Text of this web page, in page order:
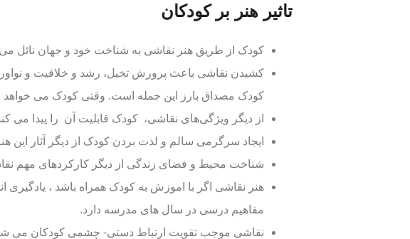
تاثیر هنر بر کودکان
کودک از طریق هنر نقاشی به شناخت خود و جهان نائل
کشیدن نقاشی باعث پرورش تخیل، رشد و خلاقیت و
کودک مصداق بارز این جمله است. وقتی کودک می خواهد
از دیگر ویژگی‌های نقاشی، کودک قابلیت آن را پیدا می
ایجاد سرگرمی سالم و لذت بردن کودک از دیگر آثار این
شناخت محیط و فضای زندگی از دیگر کارکردهای مهم
هنر نقاشی اگر با اموزش به کودک همراه باشد ، یادگیری
مفاهیم درسی در سال های مدرسه دارد.
نقاشی موجب تقویت ارتباط دستی- چشمی کودکان می